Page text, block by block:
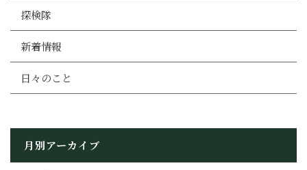
探検隊
新着情報
日々のこと
月別アーカイブ